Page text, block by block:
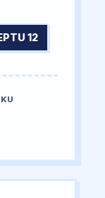
12